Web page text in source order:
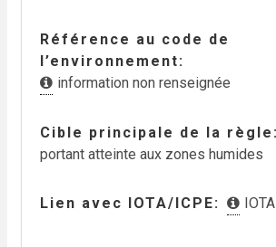
Référence au code de
l’environnement
information non renseignée
Cible principale de la règle
portant atteinte aux zones humides
Lien avec IOTA/ICPE IOTA